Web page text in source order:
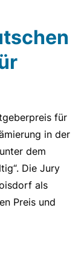
für
in der
dem
Die Jury
als
Preis und